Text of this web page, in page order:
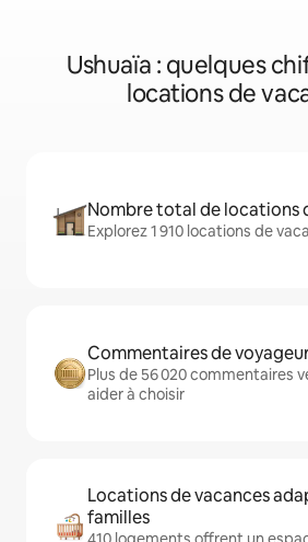
Ushuaïa : quelques
locations de
Nombre total de locations
Explorez 1 910 locations de
Commentaires de
Plus de 56 020 commentaires
aider à choisir
Locations de vacances
familles